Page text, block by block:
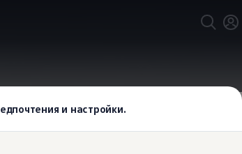
и настройки.